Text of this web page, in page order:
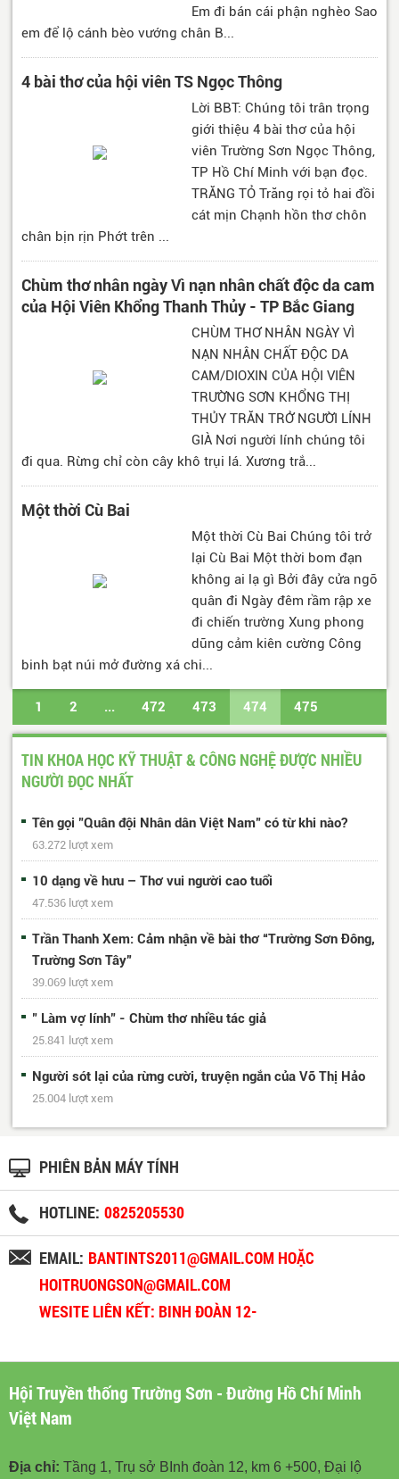
Em đi bán cái phận nghèo Sao
em để lộ cánh bèo vướng chân B...
4 bài thơ của hội viên TS Ngọc Thông
Lời BBT: Chúng tôi trân trọng
giới thiệu 4 bài thơ của hội
viên Trường Sơn Ngọc Thông,
TP Hồ Chí Minh với bạn đọc.
TRĂNG TỎ Trăng rọi tỏ hai đồi
cát mịn Chạnh hồn thơ chôn
chân bịn rịn Phớt trên ...
Chùm thơ nhân ngày Vì nạn nhân chất độc da cam
của Hội Viên Khổng Thanh Thủy - TP Bắc Giang
CHÙM THƠ NHÂN NGÀY VÌ
NẠN NHÂN CHẤT ĐỘC DA
CAM/DIOXIN CỦA HỘI VIÊN
TRƯỜNG SƠN KHỔNG THỊ
THỦY TRĂN TRỞ NGƯỜI LÍNH
GIÀ Nơi người lính chúng tôi
đi qua. Rừng chỉ còn cây khô trụi lá. Xương trắ...
Một thời Cù Bai
Một thời Cù Bai Chúng tôi trở
lại Cù Bai Một thời bom đạn
không ai lạ gì Bởi đây cửa ngõ
quân đi Ngày đêm rầm rập xe
đi chiến trường Xung phong
dũng cảm kiên cường Công
binh bạt núi mở đường xá chi...
1 2 ... 472 473 474 475
476 ... 488 489 Trang cuối
TIN KHOA HỌC KỸ THUẬT & CÔNG NGHỆ ĐƯỢC NHIỀU
NGƯỜI ĐỌC NHẤT
Tên gọi "Quân đội Nhân dân Việt Nam" có từ khi nào?
63.272 lượt xem
10 dạng về hưu – Thơ vui người cao tuổi
47.536 lượt xem
Trần Thanh Xem: Cảm nhận về bài thơ “Trường Sơn Đông,
Trường Sơn Tây”
39.069 lượt xem
" Làm vợ lính" - Chùm thơ nhiều tác giả
25.841 lượt xem
Người sót lại của rừng cười, truyện ngắn của Võ Thị Hảo
25.004 lượt xem
PHIÊN BẢN MÁY TÍNH
HOTLINE: 0825205530
EMAIL: BANTINTS2011@GMAIL.COM HOẶC
HOITRUONGSON@GMAIL.COM
WESITE LIÊN KẾT: BINH ĐOÀN 12-
Hội Truyền thống Trường Sơn - Đường Hồ Chí Minh
Việt Nam
Địa chỉ: Tầng 1, Trụ sở BInh đoàn 12, km 6 +500, Đại lộ